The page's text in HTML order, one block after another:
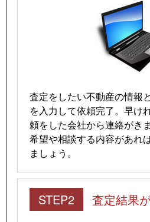
査定をしたい不動産の情報
を入力して依頼完了。早け
頼をした会社から連絡がきま
希望や相談する内容があれ
ましょう。
STEP2 査定結果